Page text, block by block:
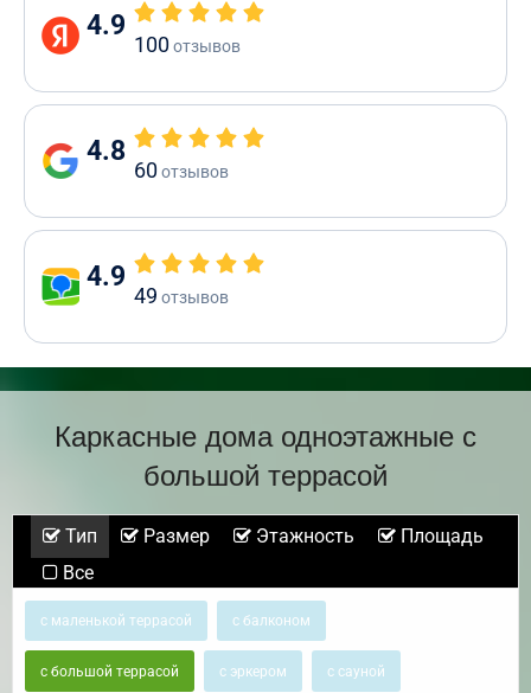
4.9
100отзывов
4.8
60отзывов
4.9
49 отзывов
Каркасные дома одноэтажные с
большой террасой
Тип Размер Этажность
Площадь
Все
с маленькой террасой с балконом
с большой террасой с эркером с сауной